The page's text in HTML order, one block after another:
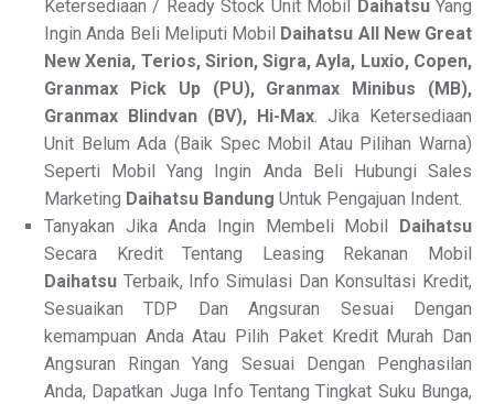
Ketersediaan / Ready Stock Unit Mobil DaihatsuYang
Ingin Anda Beli Meliputi Mobil Daihatsu All New Great
New Xenia, Terios, Sirion, Sigra, Ayla, Luxio, Copen,
Granmax Pick Up (PU), Granmax Minibus (MB),
Granmax Blindvan (BV), Hi-Max. Jika Ketersediaan
Unit Belum Ada (Baik Spec Mobil Atau Pilihan Warna)
Seperti Mobil Yang Ingin Anda Beli Hubungi Sales
Marketing Daihatsu Bandung Untuk Pengajuan Indent.
Tanyakan Jika Anda Ingin Membeli Mobil Daihatsu
Secara Kredit Tentang Leasing Rekanan Mobil
Daihatsu Terbaik, Info Simulasi Dan Konsultasi Kredit,
Sesuaikan TDP Dan Angsuran Sesuai Dengan
kemampuan Anda Atau Pilih Paket Kredit Murah Dan
Angsuran Ringan Yang Sesuai Dengan Penghasilan
Anda, Dapatkan Juga Info Tentang Tingkat Suku Bunga,